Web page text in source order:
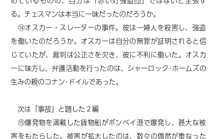
る。チェスマンは本当に一味だったのだろうか。
⑭オスカー・スレーターの事件。彼は一婦人を殺害し、強盗
を働いたのだろうか。オスカーは自分の無罪が証明されると信
じていたが、裁判は公正さを欠き、彼に不利に働いた。オスカ
ーに味方し、弁護活動を行ったのは、シャーロック･ホームズの
生みの親のコナン･ドイルであった。
次は「事故」と題した２編
⑮爆発物を満載した貨物船がボンベイ港で爆発し、甚大な被
害をもたらした。被害が拡大したのは、数々の偶然が重なった